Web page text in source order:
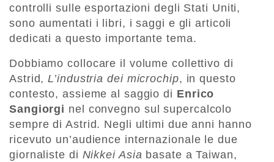
controlli sulle esportazioni degli Stati Uniti,
sono aumentati i libri, i saggi e gli articoli
dedicati a questo importante tema.
Dobbiamo collocare il volume collettivo di
Astrid,L’industria dei microchip, in questo
contesto, assieme al saggio di Enrico
Sangiorgi nel convegno sul supercalcolo
sempre di Astrid. Negli ultimi due anni hanno
ricevuto un’audience internazionale le due
giornaliste di Nikkei Asia basate a Taiwan,